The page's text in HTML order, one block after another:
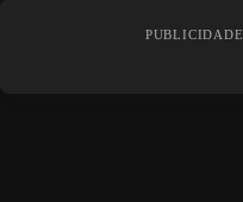
PUBLICIDADE